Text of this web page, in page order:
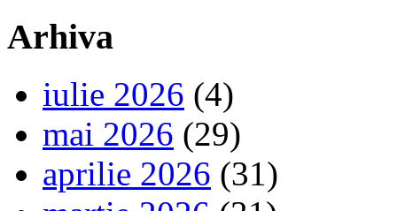
Arhiva
iulie 2026 (4)
mai 2026 (29)
aprilie 2026 (31)